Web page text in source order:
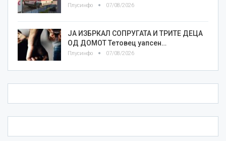
Плусинфо 07/08/2026
ЈА ИЗБРКАЛ СОПРУГАТА И ТРИТЕ ДЕЦА
ОД ДОМОТ Тетовец уапсен…
Плусинфо 07/08/2026